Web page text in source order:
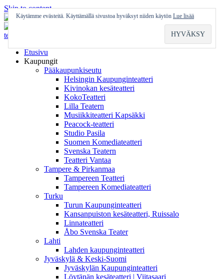
Skip to content
Etusivu
Kaupungit
Pääkaupunkiseutu
Helsingin Kaupunginteatteri
Kivinokan kesäteatteri
KokoTeatteri
Lilla Teatern
Musiikkiteatteri Kapsäkki
Peacock-teatteri
Studio Pasila
Suomen Komediateatteri
Svenska Teatern
Teatteri Vantaa
Tampere & Pirkanmaa
Tampereen Teatteri
Tampereen Komediateatteri
Turku
Turun Kaupunginteatteri
Kansanpuiston kesäteatteri, Ruissalo
Linnateatteri
Åbo Svenska Teater
Lahti
Lahden kaupunginteatteri
Jyväskylä & Keski-Suomi
Jyväskylän Kaupunginteatteri
Löytänän kesäteatteri | Viitasaari
Käytämme evästeitä. Käyttämällä sivustoa hyväksyt niiden käytön Lue lisää